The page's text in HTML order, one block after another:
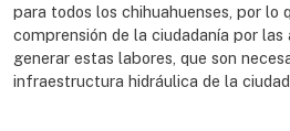
para todos los chihuahuenses, por lo
comprensión de la ciudadanía por
generar estas labores, que son
infraestructura hidráulica de la